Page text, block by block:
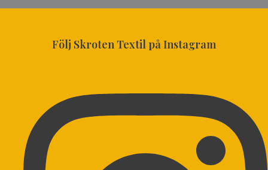
Följ Skroten Textil på Instagram